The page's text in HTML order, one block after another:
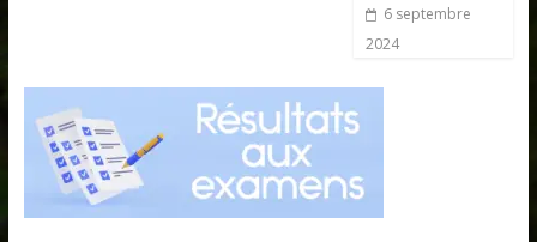
6 septembre
2024